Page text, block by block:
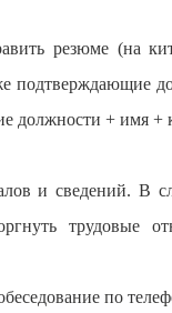
резюме (на
подтверждающие
должности + имя +
и сведений. В
трудовые
по